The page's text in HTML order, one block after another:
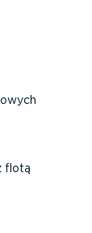
flotą